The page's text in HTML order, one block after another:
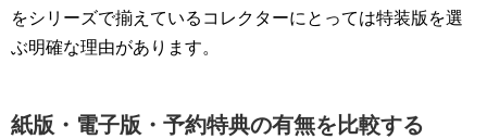
をシリーズで揃えているコレクターにとっては特装版を選
ぶ明確な理由があります。
紙版・電子版・予約特典の有無を比較する